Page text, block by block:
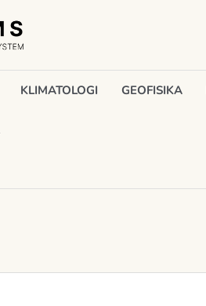
KLIMATOLOGI GEOFISIKA